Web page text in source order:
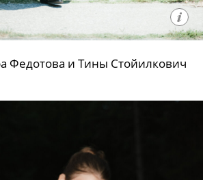
Федотова и Тины Стойилкович